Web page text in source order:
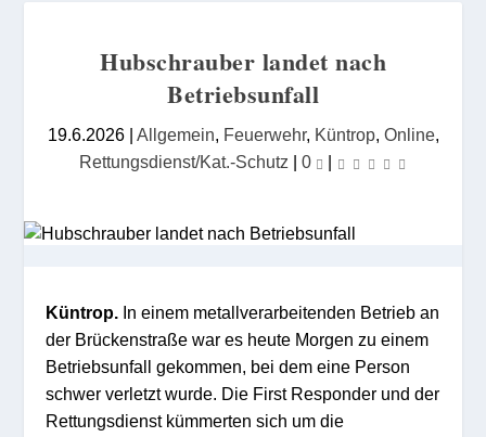
Hubschrauber landet nach
Betriebsunfall
19.6.2026| Allgemein, Feuerwehr, Küntrop, Online,
Rettungsdienst/Kat.-Schutz | 0 |
Küntrop. In einem metallverarbeitenden Betrieb an
der Brückenstraße war es heute Morgen zu einem
Betriebsunfall gekommen, bei dem eine Person
schwer verletzt wurde. Die First Responder und der
Rettungsdienst kümmerten sich um die